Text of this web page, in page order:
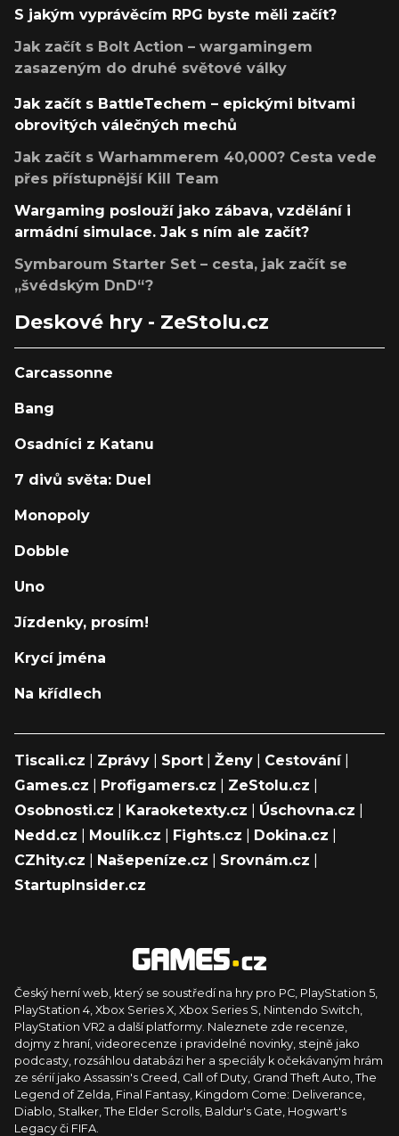
S jakým vyprávěcím RPG byste měli začít?
Jak začít s Bolt Action – wargamingem
zasazeným do druhé světové války
Jak začít s BattleTechem – epickými bitvami
obrovitých válečných mechů
Jak začít s Warhammerem 40,000? Cesta vede
přes přístupnější Kill Team
Wargaming poslouží jako zábava, vzdělání i
armádní simulace. Jak s ním ale začít?
Symbaroum Starter Set – cesta, jak začít se
„švédským DnD“?
Deskové hry - ZeStolu.cz
Carcassonne
Bang
Osadníci z Katanu
7 divů světa: Duel
Monopoly
Dobble
Uno
Jízdenky, prosím!
Krycí jména
Na křídlech
Tiscali.cz Zprávy Sport Ženy Cestování|
Games.cz
Profigamers.cz ZeStolu.cz
Osobnosti.cz
Karaoketexty.cz Úschovna.cz
Nedd.cz
Moulík.cz Fights.cz Dokina.cz
CZhity.cz
Našepeníze.cz Srovnám.cz
StartupInsider.cz
Český herní web, který se soustředí na hry pro PC, PlayStation 5,
PlayStation 4, Xbox Series X, Xbox Series S, Nintendo Switch,
PlayStation VR2 a další platformy. Naleznete zde recenze,
dojmy z hraní, videorecenze i pravidelné novinky, stejně jako
podcasty, rozsáhlou databázi her a speciály k očekávaným hrám
ze sérií jako Assassin's Creed, Call of Duty, Grand Theft Auto, The
Legend of Zelda, Final Fantasy, Kingdom Come: Deliverance,
Diablo, Stalker, The Elder Scrolls, Baldur's Gate, Hogwart's
Legacy či FIFA.